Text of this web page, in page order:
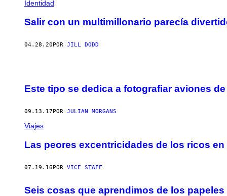
Identidad
Salir con un multimillonario parecía
04.28.20 POR JILL DODD
Este tipo se dedica a fotografiar aviones
09.13.17POR JULIAN MORGANS
Viajes
Las peores excentricidades de los ricos
07.19.16 POR VICE STAFF
Seis cosas que aprendimos de los papeles